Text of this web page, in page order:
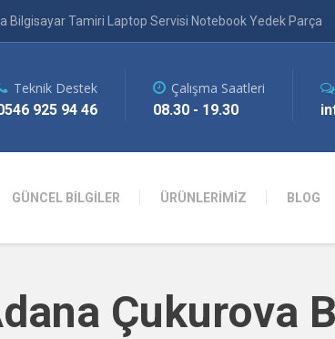
Bilgisayar Tamiri Laptop Servisi Notebook Yedek Parça
GÜNCEL BİLGİLER ÜRÜNLERİMİZ BLOG
Teknik Destek
925 94 46
Çalışma Saatleri
08.30 - 19.30
Çukurova